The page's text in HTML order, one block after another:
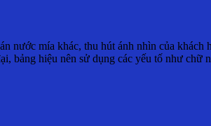
nước mía khác, thu hút ánh nhìn của khách
bảng hiệu nên sử dụng các yếu tố như